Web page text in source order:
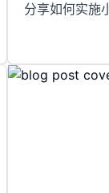
分享如何实施